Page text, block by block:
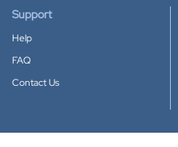
Support
Help
FAQ
Contact Us